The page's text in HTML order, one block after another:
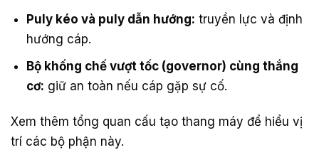
Puly kéo và puly dẫn hướng: truyền lực và định
hướng cáp.
Bộ khống chế vượt tốc (governor) cùng thắng
cơ: giữ an toàn nếu cáp gặp sự cố.
Xem thêm tổng quan cấu tạo thang máy để hiểu vị
trí các bộ phận này.